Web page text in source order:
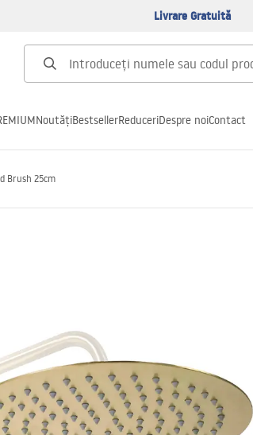
Livrare Gratuită
NoutățiBestsellerReduceriDespre noiContact
Brush 25cm